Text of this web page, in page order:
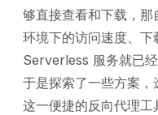
够直接查看和下载，
环境下的访问速度、下
Serverless 服务就已
于是探索了一些方案，
这一便捷的反向代理工